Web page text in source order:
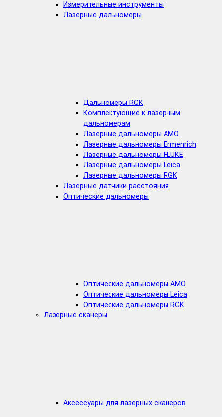
Измерительные инструменты
Лазерные дальномеры
Дальномеры RGK
Комплектующие к лазерным
дальномерам
Лазерные дальномеры AMO
Лазерные дальномеры Ermenrich
Лазерные дальномеры FLUKE
Лазерные дальномеры Leica
Лазерные дальномеры RGK
Лазерные датчики расстояния
Оптические дальномеры
Оптические дальномеры AMO
Оптические дальномеры Leica
Оптические дальномеры RGK
Лазерные сканеры
Аксессуары для лазерных сканеров